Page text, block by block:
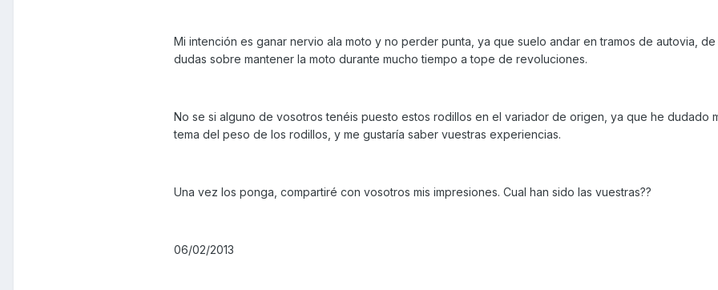
Mi intención es ganar nervio ala moto y no perder punta, ya que suelo andar en tramos de autovia, de
dudas sobre mantener la moto durante mucho tiempo a tope de revoluciones.
No se si alguno de vosotros tenéis puesto estos rodillos en el variador de origen, ya que he dudado
tema del peso de los rodillos, y me gustaría saber vuestras experiencias.
Una vez los ponga, compartiré con vosotros mis impresiones. Cual han sido las vuestras??
06/02/2013